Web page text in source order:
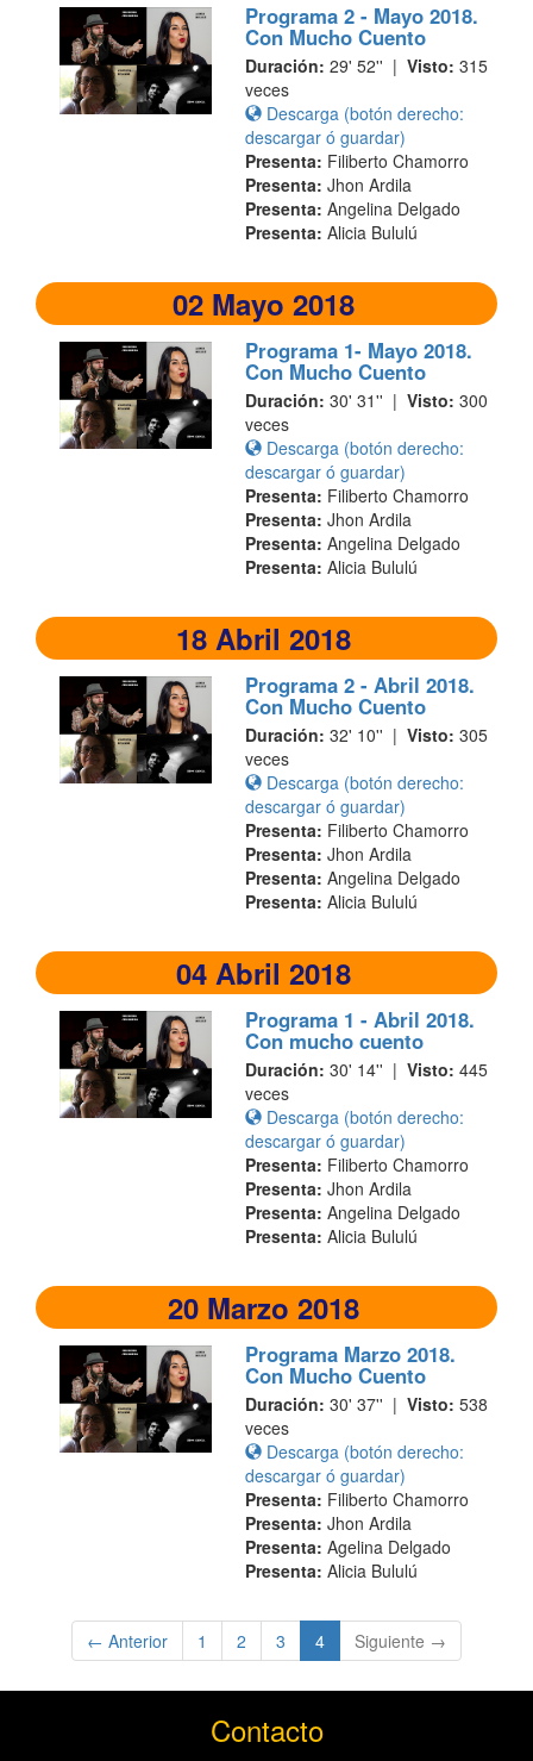
Programa 2 - Mayo 2018.
Con Mucho Cuento
Duración: 29' 52'' | Visto: 315
veces
Descarga (botón derecho:
descargar ó guardar)
Presenta: Filiberto Chamorro
Presenta: Jhon Ardila
Presenta: Angelina Delgado
Presenta: Alicia Bululú
02 Mayo 2018
Programa 1- Mayo 2018.
Con Mucho Cuento
Duración: 30' 31'' | Visto: 300
veces
Descarga (botón derecho:
descargar ó guardar)
Presenta: Filiberto Chamorro
Presenta: Jhon Ardila
Presenta: Angelina Delgado
Presenta: Alicia Bululú
18 Abril 2018
Programa 2 - Abril 2018.
Con Mucho Cuento
Duración: 32' 10'' | Visto: 305
veces
Descarga (botón derecho:
descargar ó guardar)
Presenta: Filiberto Chamorro
Presenta: Jhon Ardila
Presenta: Angelina Delgado
Presenta: Alicia Bululú
04 Abril 2018
Programa 1 - Abril 2018.
Con mucho cuento
Duración: 30' 14'' | Visto: 445
veces
Descarga (botón derecho:
descargar ó guardar)
Presenta: Filiberto Chamorro
Presenta: Jhon Ardila
Presenta: Angelina Delgado
Presenta: Alicia Bululú
20 Marzo 2018
Programa Marzo 2018.
Con Mucho Cuento
Duración: 30' 37'' | Visto: 538
veces
Descarga (botón derecho:
descargar ó guardar)
Presenta: Filiberto Chamorro
Presenta: Jhon Ardila
Presenta: Agelina Delgado
Presenta: Alicia Bululú
← Anterior 1 2 3 4(current)Siguiente →
Contacto